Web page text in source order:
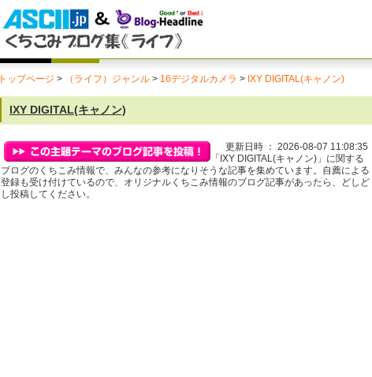
トップページ > （ライフ）ジャンル > 16デジタルカメラ > IXY DIGITAL(キャノン)
IXY DIGITAL(キャノン)
更新日時 ： 2026-08-07 11:08:35
「IXY DIGITAL(キャノン)」に関する
ブログのくちこみ情報で、みんなの参考になりそうな記事を集めています。自薦による
登録も受け付けているので、オリジナルくちこみ情報のブログ記事があったら、どしど
し投稿してください。